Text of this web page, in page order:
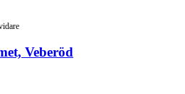
Veberöd